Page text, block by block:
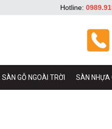
SÀN GỖ NGOÀI TRỜI SÀN NHỰA
Hotline: